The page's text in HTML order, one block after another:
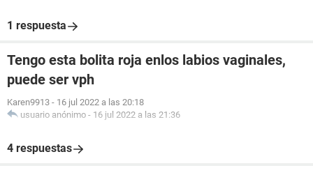
1 respuesta
Tengo esta bolita roja enlos labios vaginales,
puede ser vph
Karen9913 - 16 jul 2022 a las 20:18
usuario anónimo - 16 jul 2022 a las 21:36
4 respuestas